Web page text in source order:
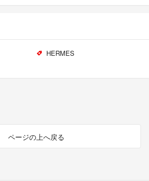
HERMES
ページの上へ戻る